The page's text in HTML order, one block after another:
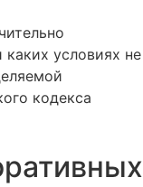
условиях не
кодекса